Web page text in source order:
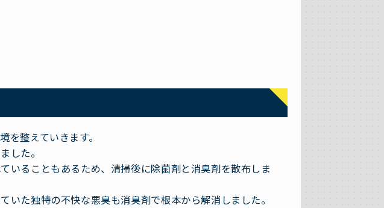
整えていきます。
した。
いることもあるため、清掃後に除菌剤と消臭剤を散布しま
た独特の不快な悪臭も消臭剤で根本から解消しました。